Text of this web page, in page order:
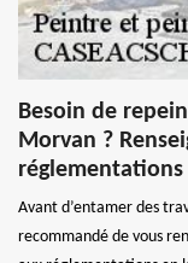
Besoin de
Morvan ?
réglementations
Avant d’entamer des
recommandé de vous